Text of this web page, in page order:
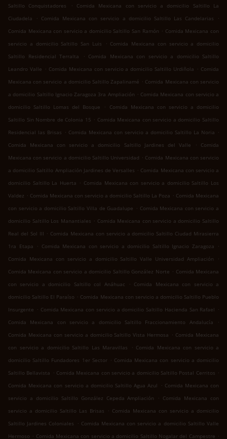
Saltillo Conquistadores
.
Comida Mexicana con servicio a domicilio Saltillo La
Ciudadela
. Comida Mexicana con servicio a domicilio Saltillo Las Candelarias
.
Comida Mexicana con servicio a domicilio Saltillo San Ramón . Comida Mexicana con
servicio a domicilio Saltillo San Luis
. Comida Mexicana con servicio a domicilio
Saltillo Residencial Terralta
. Comida Mexicana con servicio a domicilio Saltillo
Leandro Valle . Comida Mexicana con servicio a domicilio Saltillo Urdiñola . Comida
Mexicana con servicio a domicilio Saltillo Zapalinamé . Comida Mexicana con servicio
a domicilio Saltillo Ignacio Zaragoza 3ra Ampliación . Comida Mexicana con servicio a
domicilio Saltillo Lomas del Bosque
.
Comida Mexicana con servicio a domicilio
Saltillo Sin Nombre de Colonia 15 . Comida Mexicana con servicio a domicilio Saltillo
Residencial las Brisas . Comida Mexicana con servicio a domicilio Saltillo La Noria .
Comida Mexicana con servicio a domicilio Saltillo Jardines del Valle
.
Comida
Mexicana con servicio a domicilio Saltillo Universidad . Comida Mexicana con servicio
a domicilio Saltillo Ampliación Jardines de Versalles . Comida Mexicana con servicio a
domicilio Saltillo La Huerta . Comida Mexicana con servicio a domicilio Saltillo Los
Valdez . Comida Mexicana con servicio a domicilio Saltillo La Poza . Comida Mexicana
con servicio a domicilio Saltillo Villa de Guadalupe . Comida Mexicana con servicio a
domicilio Saltillo Los Manantiales . Comida Mexicana con servicio a domicilio Saltillo
Real del Sol III . Comida Mexicana con servicio a domicilio Saltillo Ciudad Mirasierra
1ra Etapa
. Comida Mexicana con servicio a domicilio Saltillo Ignacio Zaragoza
.
Comida Mexicana con servicio a domicilio Saltillo Valle Universidad Ampliación
.
Comida Mexicana con servicio a domicilio Saltillo González Norte . Comida Mexicana
con servicio a domicilio Saltillo col Anáhuac
. Comida Mexicana con servicio a
domicilio Saltillo El Paraíso . Comida Mexicana con servicio a domicilio Saltillo Pueblo
Insurgente . Comida Mexicana con servicio a domicilio Saltillo Hacienda San Rafael .
Comida Mexicana con servicio a domicilio Saltillo Fraccionamiento Andalucía
.
Comida Mexicana con servicio a domicilio Saltillo Vista Hermosa . Comida Mexicana
con servicio a domicilio Saltillo Las Maravillas
. Comida Mexicana con servicio a
domicilio Saltillo Fundadores 1er Sector . Comida Mexicana con servicio a domicilio
Saltillo Bellavista . Comida Mexicana con servicio a domicilio Saltillo Postal Cerritos .
Comida Mexicana con servicio a domicilio Saltillo Agua Azul
. Comida Mexicana con
servicio a domicilio Saltillo González Cepeda Ampliación
. Comida Mexicana con
servicio a domicilio Saltillo Las Brisas
. Comida Mexicana con servicio a domicilio
Saltillo Jardines Coloniales
. Comida Mexicana con servicio a domicilio Saltillo Valle
Hermoso . Comida Mexicana con servicio a domicilio Saltillo Nogalar del Campestre .